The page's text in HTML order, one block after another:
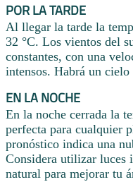
POR LA TARDE
Al llegar la tarde la
32 °C. Los vientos del
constantes, con una
intensos. Habrá un
EN LA NOCHE
En la noche cerrada la
perfecta para cualquier
pronóstico indica una
Considera utilizar luces
natural para mejorar tu